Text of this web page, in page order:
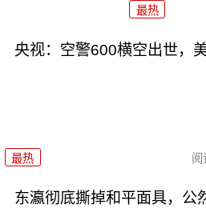
最热
央视：空警600横空出世，
最热 阅
东瀛彻底撕掉和平面具，公